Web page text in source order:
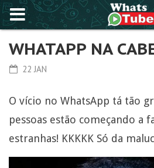
WHATAPP NA
22 JAN
O vício no WhatsApp tá tão
pessoas estão começando a
estranhas! KKKKK Só da